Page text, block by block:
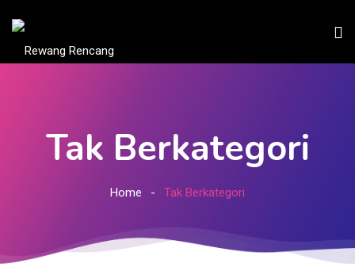
Tak Berkategori
Home Tak Berkategori